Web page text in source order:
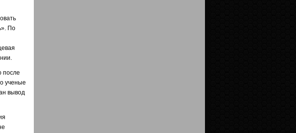
По
после
ученые
вывод